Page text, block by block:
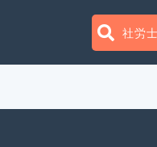
社労